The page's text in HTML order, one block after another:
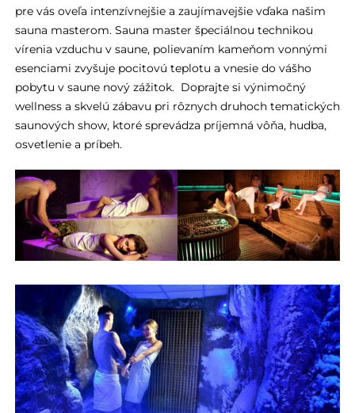
pre vás oveľa intenzívnejšie a zaujímavejšie vďaka našim
sauna masterom. Sauna master špeciálnou technikou
vírenia vzduchu v saune, polievaním kameňom vonnými
esenciami zvyšuje pocitovú teplotu a vnesie do vášho
pobytu v saune nový zážitok. Doprajte si výnimočný
wellness a skvelú zábavu pri rôznych druhoch tematických
saunových show, ktoré sprevádza príjemná vôňa, hudba,
osvetlenie a príbeh.